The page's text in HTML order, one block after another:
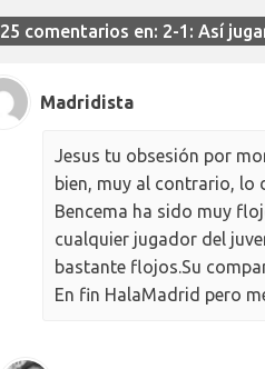
25 comentarios en: 2-1: Así
Madridista
Jesus tu obsesión por
bien, muy al contrario, lo
Bencema ha sido muy
cualquier jugador del
bastante flojos.Su
En fin HalaMadrid pero